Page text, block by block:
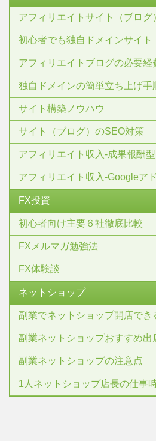
アフィリエイトサイト（ブロ
初心者でも独自ドメインサイト
アフィリエイトブログの必要経
独自ドメインの簡単立ち上げ手
サイト構築ノウハウ
サイト（ブログ）のSEO対策
アフィリエイト収入-成果報酬
アフィリエイト収入-Googleア
FX投資
初心者向け主要６社徹底比較
FXメルマガ勉強法
FX体験談
ネットショップ
副業でネットショップ開店でき
副業ネットショップおすすめ出
副業ネットショップの注意点
1人ネットショップ店長の仕事